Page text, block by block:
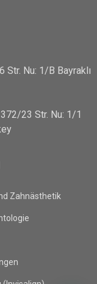
Str. Nu: 1/B Bayraklı
23 Str. Nu: 1/1
Zahnästhetik